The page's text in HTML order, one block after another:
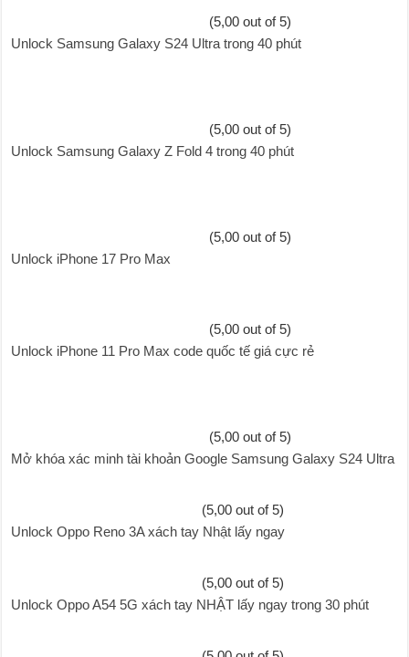
(5,00 out of 5)
Unlock Samsung Galaxy S24 Ultra trong 40 phút
(5,00 out of 5)
Unlock Samsung Galaxy Z Fold 4 trong 40 phút
(5,00 out of 5)
Unlock iPhone 17 Pro Max
(5,00 out of 5)
Unlock iPhone 11 Pro Max code quốc tế giá cực rẻ
(5,00 out of 5)
Mở khóa xác minh tài khoản Google Samsung Galaxy S24 Ultra
(5,00 out of 5)
Unlock Oppo Reno 3A xách tay Nhật lấy ngay
(5,00 out of 5)
Unlock Oppo A54 5G xách tay NHẬT lấy ngay trong 30 phút